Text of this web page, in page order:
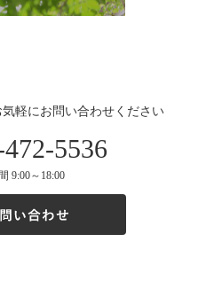
軽にお問い合わせください
5536
9:00～18:00